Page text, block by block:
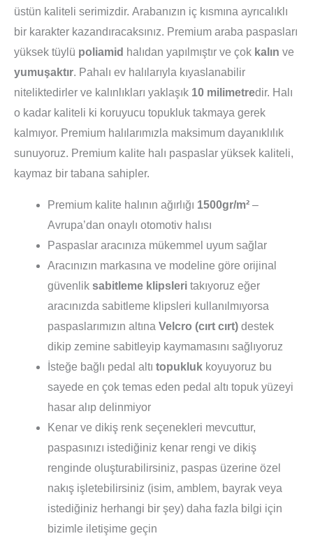
üstün kaliteli serimizdir. Arabanızın iç kısmına ayrıcalıklı
bir karakter kazandıracaksınız. Premium araba paspasları
yüksek tüylü poliamid halıdan yapılmıştır ve çok kalın ve
yumuşaktır. Pahalı ev halılarıyla kıyaslanabilir
niteliktedirler ve kalınlıkları yaklaşık 10 milimetredir. Halı
o kadar kaliteli ki koruyucu topukluk takmaya gerek
kalmıyor. Premium halılarımızla maksimum dayanıklılık
sunuyoruz. Premium kalite halı paspaslar yüksek kaliteli,
kaymaz bir tabana sahipler.
Premium kalite halının ağırlığı 1500gr/m² –
Avrupa’dan onaylı otomotiv halısı
Paspaslar aracınıza mükemmel uyum sağlar
Aracınızın markasına ve modeline göre orijinal
güvenlik sabitleme klipsleri takıyoruz eğer
aracınızda sabitleme klipsleri kullanılmıyorsa
paspaslarımızın altına Velcro (cırt cırt) destek
dikip zemine sabitleyip kaymamasını sağlıyoruz
İsteğe bağlı pedal altı topukluk koyuyoruz bu
sayede en çok temas eden pedal altı topuk yüzeyi
hasar alıp delinmiyor
Kenar ve dikiş renk seçenekleri mevcuttur,
paspasınızı istediğiniz kenar rengi ve dikiş
renginde oluşturabilirsiniz, paspas üzerine özel
nakış işletebilirsiniz (isim, amblem, bayrak veya
istediğiniz herhangi bir şey) daha fazla bilgi için
bizimle iletişime geçin